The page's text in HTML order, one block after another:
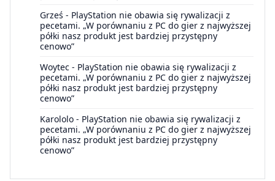
Grześ - PlayStation nie obawia się rywalizacji z
pecetami. „W porównaniu z PC do gier z najwyższej
półki nasz produkt jest bardziej przystępny
cenowo”
Woytec - PlayStation nie obawia się rywalizacji z
pecetami. „W porównaniu z PC do gier z najwyższej
półki nasz produkt jest bardziej przystępny
cenowo”
Karololo - PlayStation nie obawia się rywalizacji z
pecetami. „W porównaniu z PC do gier z najwyższej
półki nasz produkt jest bardziej przystępny
cenowo”